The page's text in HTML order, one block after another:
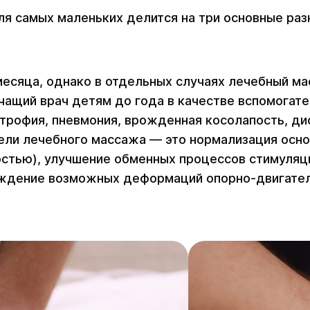
самых маленьких делится на три основные
однако в отдельных случаях лечебный
врач детям до года в качестве
пневмония, врожденная косолапость,
лечебного массажа — это нормализация
улучшение обменных процессов
возможных деформаций опорно-